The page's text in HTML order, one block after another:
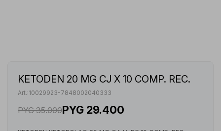
KETODEN 20 MG CJ X 10 COMP. REC.
10029923-7848002040333
PYG 35.000PYG 29.400